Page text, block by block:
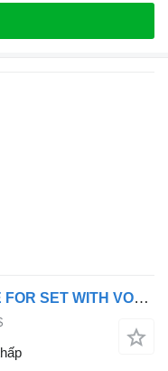
Vang Athls 111+1 DOLLY / PRICE FOR SET WITH VOLVO FH750 YEAR 2015 - 1